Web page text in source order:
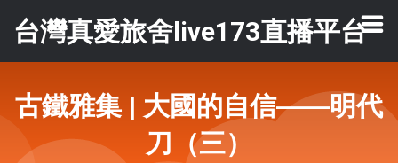
台灣真愛旅舍live173直播平台
古鐵雅集 | 大國的自信——明代
刀（三）